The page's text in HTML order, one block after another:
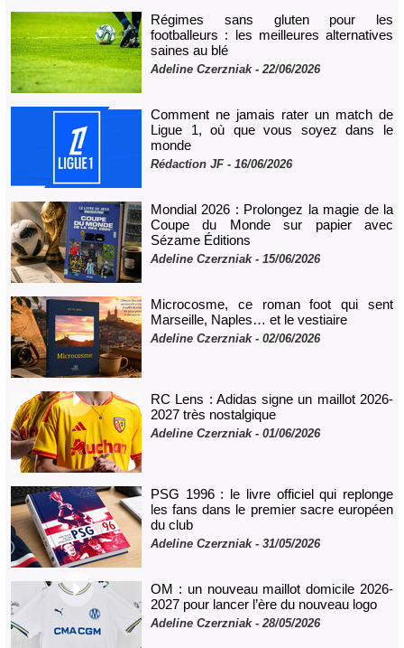
Régimes sans gluten pour les
footballeurs : les meilleures alternatives
saines au blé
Adeline Czerzniak- 22/06/2026
Comment ne jamais rater un match de
Ligue 1, où que vous soyez dans le
monde
Rédaction JF - 16/06/2026
Mondial 2026 : Prolongez la magie de la
Coupe du Monde sur papier avec
Sézame Éditions
Adeline Czerzniak- 15/06/2026
Microcosme, ce roman foot qui sent
Marseille, Naples… et le vestiaire
Adeline Czerzniak- 02/06/2026
RC Lens : Adidas signe un maillot 2026-
2027 très nostalgique
Adeline Czerzniak- 01/06/2026
PSG 1996 : le livre officiel qui replonge
les fans dans le premier sacre européen
du club
Adeline Czerzniak- 31/05/2026
OM : un nouveau maillot domicile 2026-
2027 pour lancer l’ère du nouveau logo
Adeline Czerzniak- 28/05/2026